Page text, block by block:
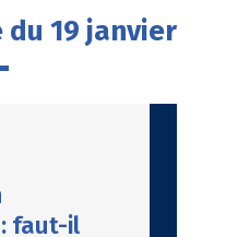
du 19 janvier
faut-il